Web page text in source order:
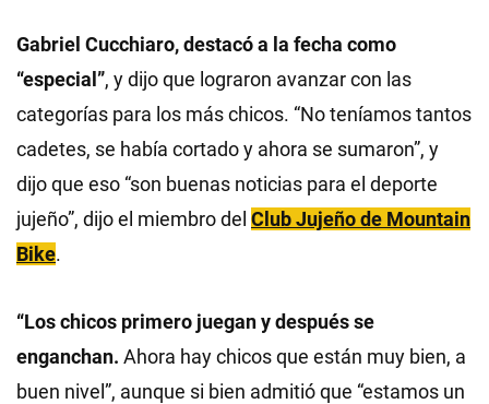
Gabriel Cucchiaro, destacó a la fecha como
“especial”, y dijo que lograron avanzar con las
categorías para los más chicos. “No teníamos tantos
cadetes, se había cortado y ahora se sumaron”, y
dijo que eso “son buenas noticias para el deporte
jujeño”, dijo el miembro del Club Jujeño de Mountain
Bike.
“Los chicos primero juegan y después se
enganchan. Ahora hay chicos que están muy bien, a
buen nivel”, aunque si bien admitió que “estamos un